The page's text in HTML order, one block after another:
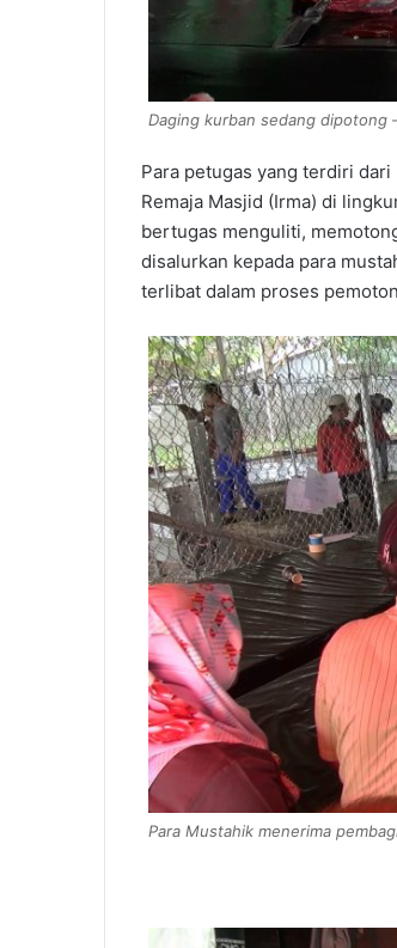
Daging kurban sedang dipotong
Para petugas yang terdiri
Remaja Masjid (Irma) di
bertugas menguliti,
disalurkan kepada para
terlibat dalam proses
Para Mustahik menerima